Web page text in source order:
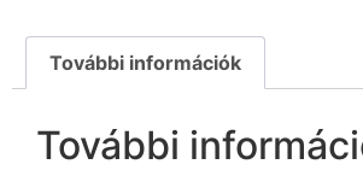
További információk
További